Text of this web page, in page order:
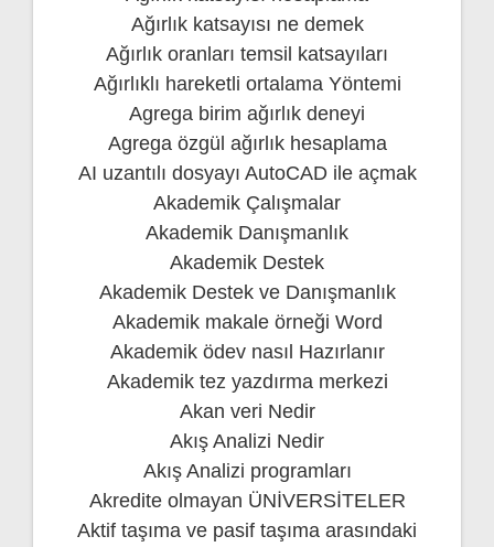
Ağırlık katsayısı ne demek
Ağırlık oranları temsil katsayıları
Ağırlıklı hareketli ortalama Yöntemi
Agrega birim ağırlık deneyi
Agrega özgül ağırlık hesaplama
AI uzantılı dosyayı AutoCAD ile açmak
Akademik Çalışmalar
Akademik Danışmanlık
Akademik Destek
Akademik Destek ve Danışmanlık
Akademik makale örneği Word
Akademik ödev nasıl Hazırlanır
Akademik tez yazdırma merkezi
Akan veri Nedir
Akış Analizi Nedir
Akış Analizi programları
Akredite olmayan ÜNİVERSİTELER
Aktif taşıma ve pasif taşıma arasındaki